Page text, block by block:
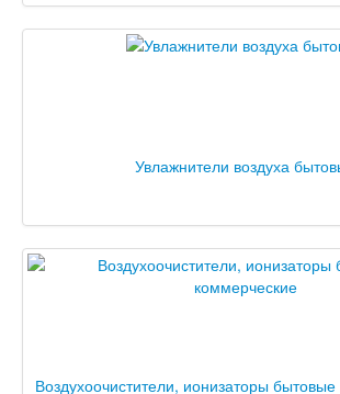
Увлажнители воздуха
Воздухоочистители, ионизаторы